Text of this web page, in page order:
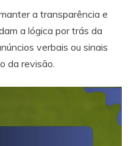
a transparência e
a lógica por trás da
verbais ou sinais
da revisão.